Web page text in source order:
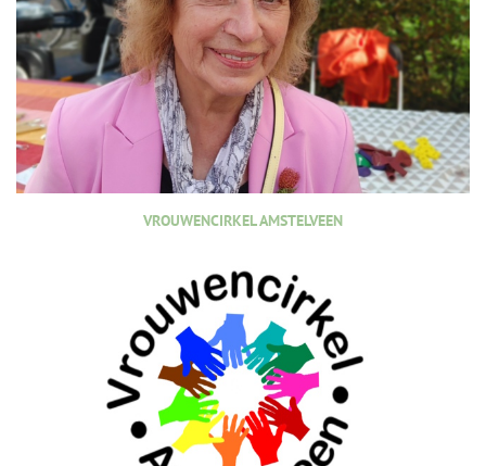
VROUWENCIRKEL AMSTELVEEN